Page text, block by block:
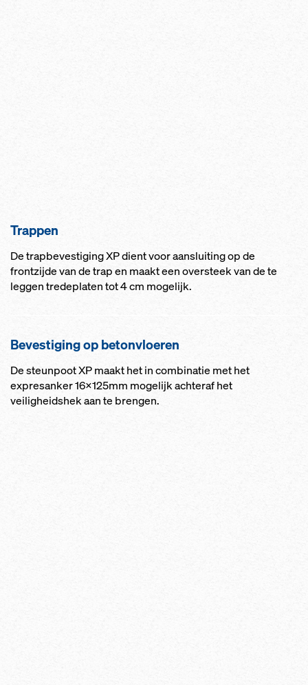
Trappen
De trapbevestiging XP dient voor aansluiting op de
frontzijde van de trap en maakt een oversteek van de te
leggen tredeplaten tot 4 cm mogelijk.
Bevestiging op betonvloeren
De steunpoot XP maakt het in combinatie met het
expresanker 16x125mm mogelijk achteraf het
veiligheidshek aan te brengen.